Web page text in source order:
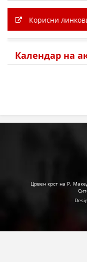
Корисни
Календар на
Црвен крст на Р.